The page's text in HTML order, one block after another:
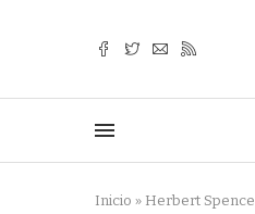
Inicio » Herbert